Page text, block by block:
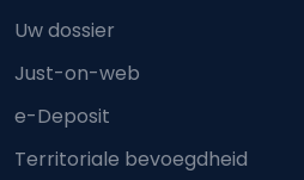
Uw dossier
Just-on-web
e-Deposit
Territoriale bevoegdheid